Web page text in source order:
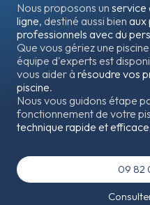
Nous proposons un service
ligne, destiné aussi bien aux
professionnels avec du
Que vous gériez une
équipe d'experts est
vous aider à résoudre vos
piscine.
Nous vous guidons étape
fonctionnement de votre
technique rapide et efficace
09 82